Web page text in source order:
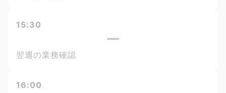
15:30
翌週の業務確認
16:00